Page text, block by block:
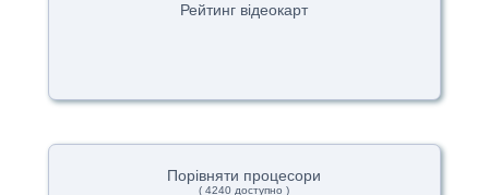
Рейтинг відеокарт
Порівняти процесори
( 4240 доступно )